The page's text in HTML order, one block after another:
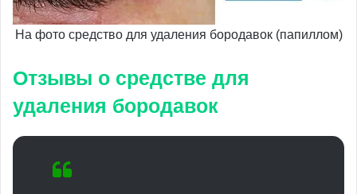
На фото средство для удаления бородавок (папиллом)
Отзывы о средстве для
удаления бородавок